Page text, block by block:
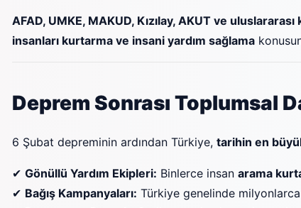
AFAD, UMKE, MAKUD, Kızılay, AKUT ve
insanları kurtarma ve insani yardım sağlama
Deprem Sonrası Toplumsal
6 Şubat depreminin ardından Türkiye, tarihin en
✔ Gönüllü Yardım Ekipleri: Binlerce insan arama
✔ Bağış Kampanyaları: Türkiye genelinde